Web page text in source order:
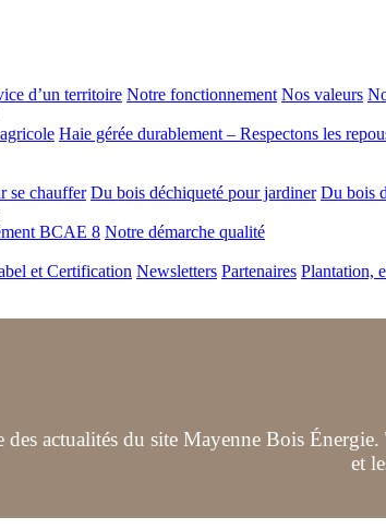
d’un territoire Notre fonctionnement Nos valeurs
Haie gérée durablement – Respectons les
se chauffer Du bois déchiqueté pour jardiner Du bois
BCAE 8 Notre démarche qualité
et Certification Newsletters Partenaires Plantation,
des actualités du site Mayenne Bois
et